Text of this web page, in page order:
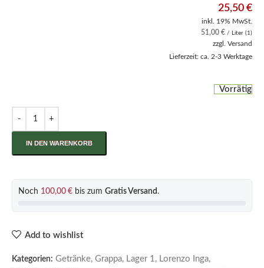
25,50 €
inkl. 19% MwSt.
51,00 € / Liter (1)
zzgl. Versand
Lieferzeit: ca. 2-3 Werktage
Vorrätig
IN DEN WARENKORB
Noch 100,00 € bis zum Gratis Versand .
Add to wishlist
Kategorien: Getränke, Grappa, Lager 1, Lorenzo Inga,